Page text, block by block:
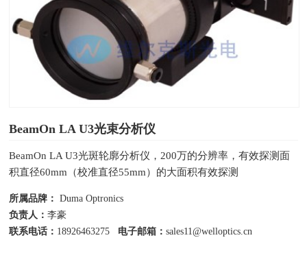
BeamOn LA U3光束分析仪
BeamOn LA U3光斑轮廓分析仪，200万的分辨率，有效探测面
积直径60mm（校准直径55mm）的大面积有效探测
所属品牌： Duma Optronics
负责人：李豪
联系电话： 18926463275 电子邮箱：sales11@welloptics.cn